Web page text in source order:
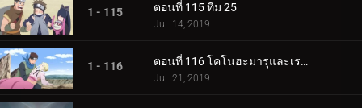
1 - 115 ตอนที่ 115 ทีม 25
Jul. 14, 2019
1 - 116 ตอนที่ 116 โคโนฮะมารุและเรมอน
Jul. 21, 2019